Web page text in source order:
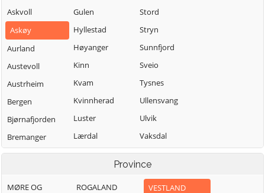
Askvoll
Askøy
Aurland
Austevoll
Austrheim
Bergen
Bjørnafjorden
Bremanger
Bømlo
Etne
Gulen
Hyllestad
Høyanger
Kinn
Kvam
Kvinnherad
Luster
Lærdal
Masfjorden
Osterøy
Stord
Stryn
Sunnfjord
Sveio
Tysnes
Ullensvang
Ulvik
Vaksdal
Vik
Voss
Øygarden
Province
MØRE OG
ROGALAND VESTLAND